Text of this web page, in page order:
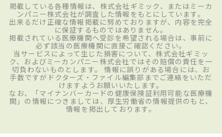
掲載している各種情報は、株式会社ギミック、またはミーカ
ンパニー株式会社が調査した情報をもとにしています。
出来るだけ正確な情報掲載に努めておりますが、内容を完全
に保証するものではありません。
掲載されている医療機関へ受診を希望される場合は、事前に
必ず該当の医療機関に直接ご確認ください。
当サービスによって生じた損害について、株式会社ギミッ
ク、およびミーカンパニー株式会社ではその賠償の責任を一
切負わないものとします。 情報に誤りがある場合には、お
手数ですがドクターズ・ファイル編集部までご連絡をいただ
けますようお願いいたします。
なお、「マイナンバーカードの健康保険証利用可能な医療機
関」の情報につきましては、厚生労働省の情報提供のもと、
情報を掲出しております。